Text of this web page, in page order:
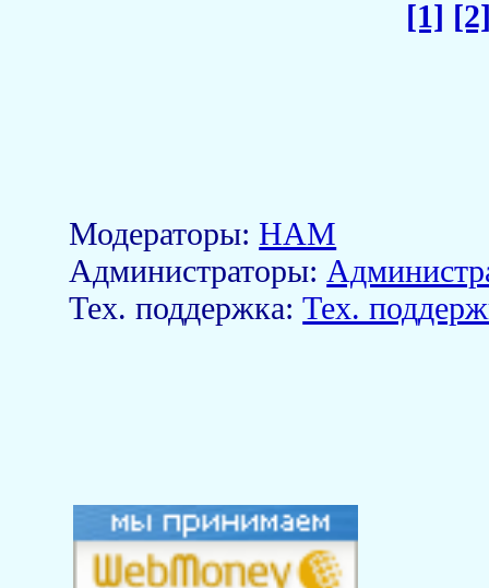
[1]
Модераторы:HAM
Aдминистраторы:
Тех. поддержка:Тех.